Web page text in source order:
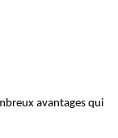
avantages qui